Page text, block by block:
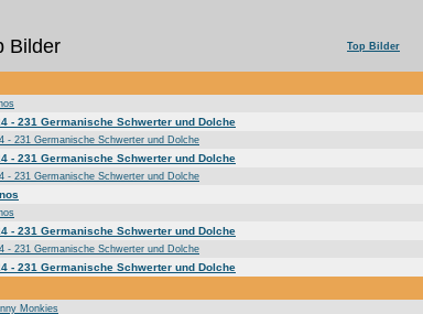
Bilder Top Bilder
- 231 Germanische Schwerter und Dolche
- 231 Germanische Schwerter und Dolche
- 231 Germanische Schwerter und Dolche
- 231 Germanische Schwerter und Dolche
- 231 Germanische Schwerter und Dolche
- 231 Germanische Schwerter und Dolche
- 231 Germanische Schwerter und Dolche
Monkies